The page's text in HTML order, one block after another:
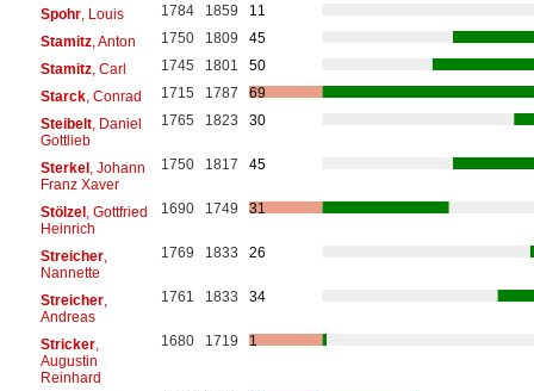
Spohr, Louis 1784 1859
11
Stamitz, Anton 1750 1809
45
Stamitz, Carl 1745 1801
50
Starck, Conrad 1715 1787
69
Steibelt, Daniel
Gottlieb
1765 1823 30
Sterkel, Johann
Franz Xaver
1750 1817 45
Stölzel, Gottfried
Heinrich
1690 1749 31
Streicher,
Nannette
1769 1833 26
Streicher,
Andreas
1761 1833 34
Stricker,
Augustin
Reinhard
1680 1719 1